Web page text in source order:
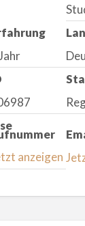
anzeigen